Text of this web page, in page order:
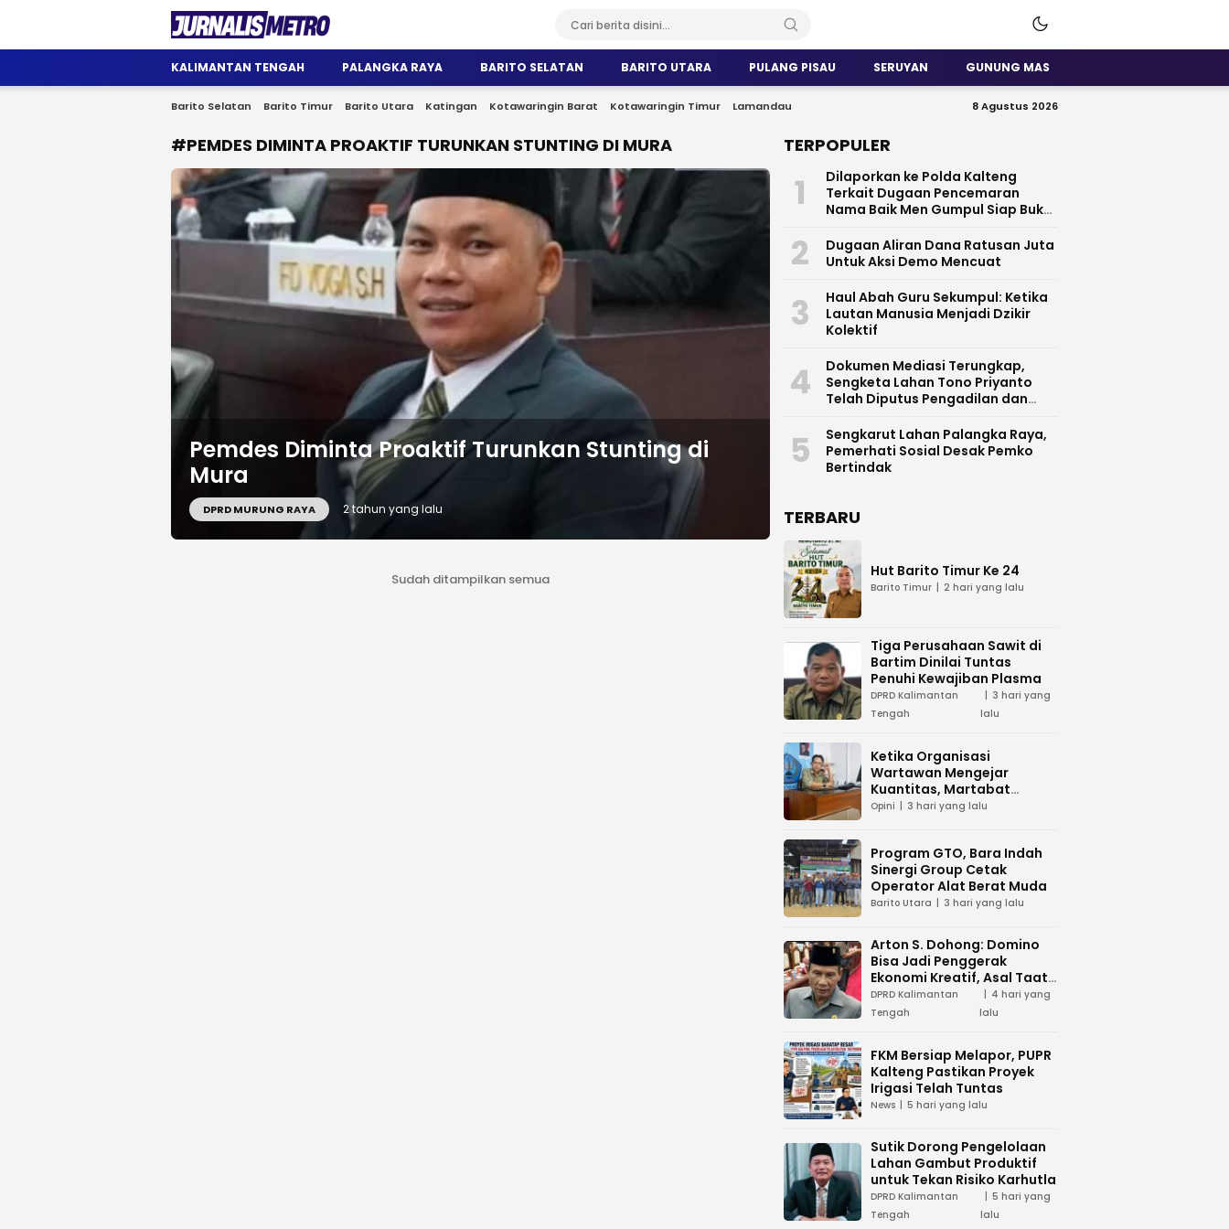
Jurnalis Metro
Satu Wadah Informasi
KALIMANTAN TENGAH PALANGKA RAYA BARITO SELATAN BARITO UTARA PULANG PISAU SERUYAN GUNUNG MAS
Barito Selatan Barito Timur Barito Utara Katingan Kotawaringin Barat Kotawaringin Timur Lamandau 8 Agustus 2026
#PEMDES DIMINTA PROAKTIF TURUNKAN STUNTING DI MURA
Pemdes Diminta Proaktif Turunkan Stunting di
Mura
DPRD MURUNG RAYA 2 tahun yang lalu
Sudah ditampilkan semua
TERPOPULER
1
Dilaporkan ke Polda Kalteng
Terkait Dugaan Pencemaran
Nama Baik Men Gumpul Siap Buka
2
Dugaan Aliran Dana Ratusan Juta
Untuk Aksi Demo Mencuat
3
Haul Abah Guru Sekumpul: Ketika
Lautan Manusia Menjadi Dzikir
Kolektif
4
​Dokumen Mediasi Terungkap,
Sengketa Lahan Tono Priyanto
Telah Diputus Pengadilan dan
5
Sengkarut Lahan Palangka Raya,
Pemerhati Sosial Desak Pemko
Bertindak
TERBARU
Hut Barito Timur Ke 24
Barito Timur 2 hari yang lalu
Tiga Perusahaan Sawit di
Bartim Dinilai Tuntas
Penuhi Kewajiban Plasma
DPRD Kalimantan
Tengah
3 hari yang
lalu
Ketika Organisasi
Wartawan Mengejar
Kuantitas, Martabat
Profesi Menjadi Taruhan
Opini 3 hari yang lalu
Program GTO, Bara Indah
Sinergi Group Cetak
Operator Alat Berat Muda
Barito Utara 3 hari yang lalu
Arton S. Dohong: Domino
Bisa Jadi Penggerak
Ekonomi Kreatif, Asal Taat
Aturan
DPRD Kalimantan
Tengah
4 hari yang
lalu
FKM Bersiap Melapor, PUPR
Kalteng Pastikan Proyek
Irigasi Telah Tuntas
News 5 hari yang lalu
Sutik Dorong Pengelolaan
Lahan Gambut Produktif
untuk Tekan Risiko Karhutla
DPRD Kalimantan
Tengah
5 hari yang
lalu